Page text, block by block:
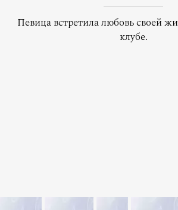
Певица встретила любовь своей
клубе.